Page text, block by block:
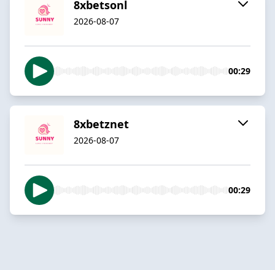
8xbetsonl
2026-08-07
00:29
8xbetznet
2026-08-07
00:29